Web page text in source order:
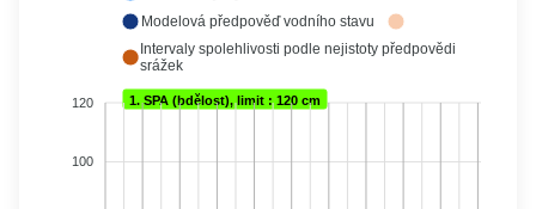
Modelová předpověď vodního stavu
Intervaly spolehlivosti podle nejistoty předpovědi
srážek
120
100
1. SPA (bdělost), limit : 120 cm